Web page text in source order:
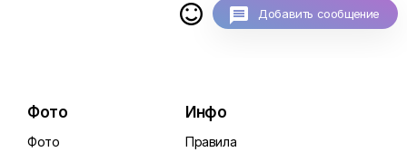
 Добавить сообщение
Фото
Фото
Инфо
Правила